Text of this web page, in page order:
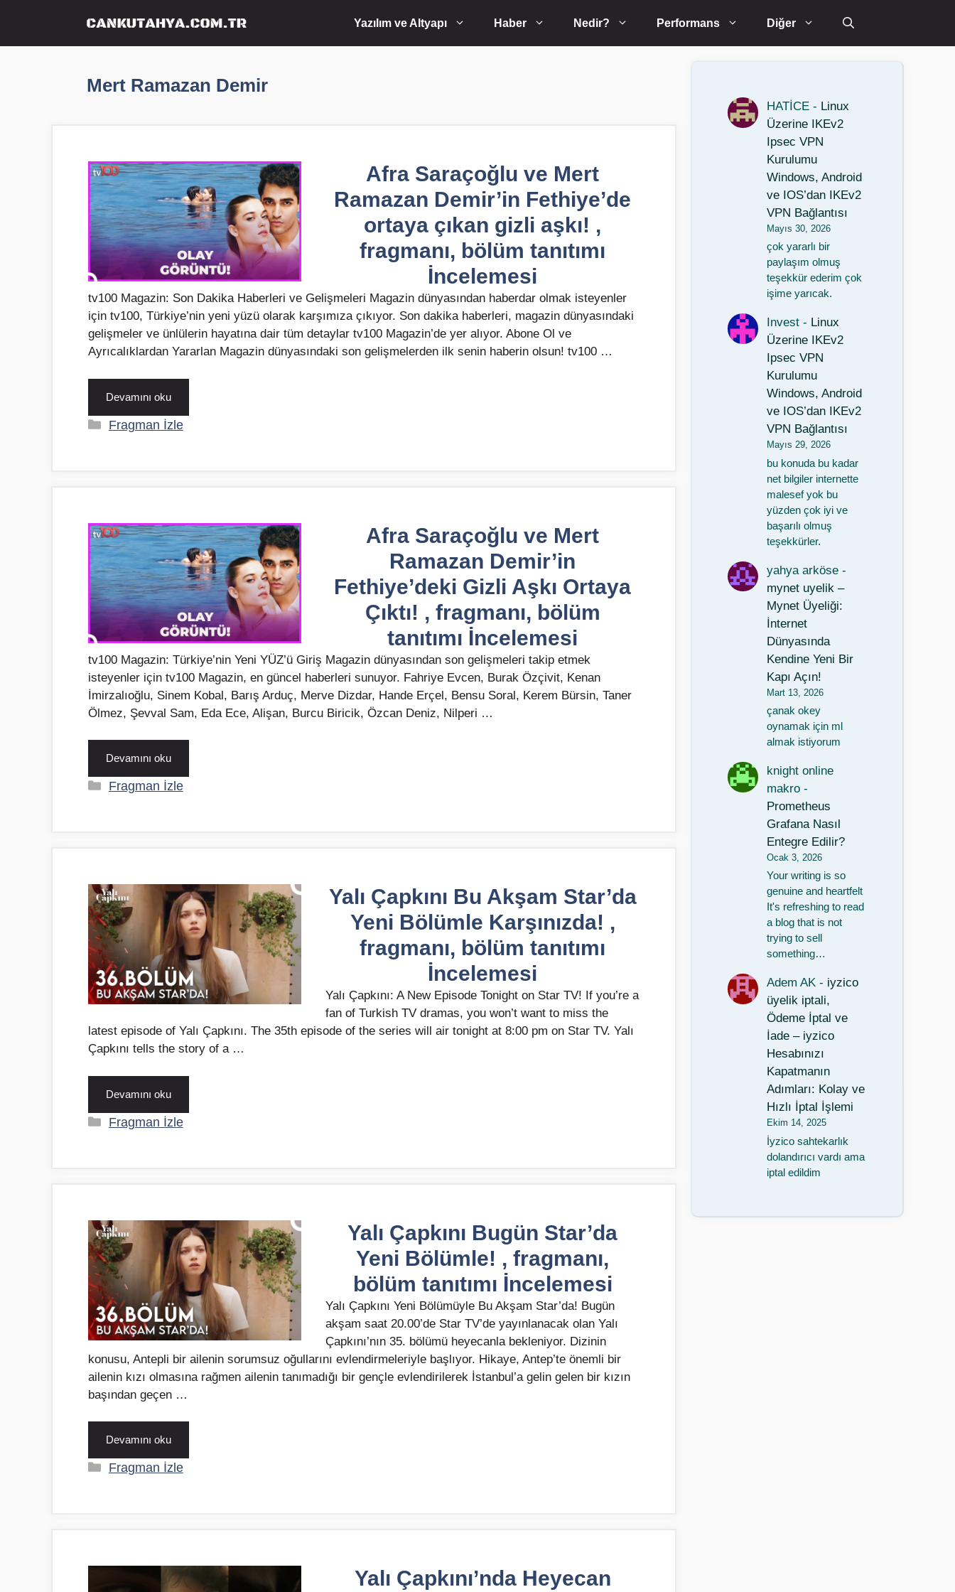
Yazılım ve Altyapı Haber Nedir? Performans Diğer
Mert Ramazan Demir
Afra Saraçoğlu ve Mert
Ramazan Demir’in Fethiye’de
ortaya çıkan gizli aşkı! ,
fragmanı, bölüm tanıtımı
İncelemesi
tv100 Magazin: Son Dakika Haberleri ve Gelişmeleri Magazin dünyasından haberdar olmak isteyenler
için tv100, Türkiye’nin yeni yüzü olarak karşımıza çıkıyor. Son dakika haberleri, magazin dünyasındaki
gelişmeler ve ünlülerin hayatına dair tüm detaylar tv100 Magazin’de yer alıyor. Abone Ol ve
Ayrıcalıklardan Yararlan Magazin dünyasındaki son gelişmelerden ilk senin haberin olsun! tv100 …
Devamını oku
Kategoriler
Fragman İzle
Afra Saraçoğlu ve Mert
Ramazan Demir’in
Fethiye’deki Gizli Aşkı Ortaya
Çıktı! , fragmanı, bölüm
tanıtımı İncelemesi
tv100 Magazin: Türkiye’nin Yeni YÜZ’ü Giriş Magazin dünyasından son gelişmeleri takip etmek
isteyenler için tv100 Magazin, en güncel haberleri sunuyor. Fahriye Evcen, Burak Özçivit, Kenan
İmirzalıoğlu, Sinem Kobal, Barış Arduç, Merve Dizdar, Hande Erçel, Bensu Soral, Kerem Bürsin, Taner
Ölmez, Şevval Sam, Eda Ece, Alişan, Burcu Biricik, Özcan Deniz, Nilperi …
Devamını oku
Kategoriler
Fragman İzle
Yalı Çapkını Bu Akşam Star’da
Yeni Bölümle Karşınızda! ,
fragmanı, bölüm tanıtımı
İncelemesi
Yalı Çapkını: A New Episode Tonight on Star TV! If you’re a
fan of Turkish TV dramas, you won’t want to miss the
latest episode of Yalı Çapkını. The 35th episode of the series will air tonight at 8:00 pm on Star TV. Yalı
Çapkını tells the story of a …
Devamını oku
Kategoriler
Fragman İzle
Yalı Çapkını Bugün Star’da
Yeni Bölümle! , fragmanı,
bölüm tanıtımı İncelemesi
Yalı Çapkını Yeni Bölümüyle Bu Akşam Star’da! Bugün
akşam saat 20.00’de Star TV’de yayınlanacak olan Yalı
Çapkını’nın 35. bölümü heyecanla bekleniyor. Dizinin
konusu, Antepli bir ailenin sorumsuz oğullarını evlendirmeleriyle başlıyor. Hikaye, Antep’te önemli bir
ailenin kızı olmasına rağmen ailenin tanımadığı bir gençle evlendirilerek İstanbul’a gelin gelen bir kızın
başından geçen …
Devamını oku
Kategoriler
Fragman İzle
Yalı Çapkını’nda Heyecan
HATİCE - Linux
Üzerine IKEv2
Ipsec VPN
Kurulumu
Windows, Android
ve IOS’dan IKEv2
VPN Bağlantısı
Mayıs 30, 2026
çok yararlı bir
paylaşım olmuş
teşekkür ederim çok
işime yarıcak.
Invest - Linux
Üzerine IKEv2
Ipsec VPN
Kurulumu
Windows, Android
ve IOS’dan IKEv2
VPN Bağlantısı
Mayıs 29, 2026
bu konuda bu kadar
net bilgiler internette
malesef yok bu
yüzden çok iyi ve
başarılı olmuş
teşekkürler.
yahya arköse -
mynet uyelik –
Mynet Üyeliği:
İnternet
Dünyasında
Kendine Yeni Bir
Kapı Açın!
Mart 13, 2026
çanak okey
oynamak için ml
almak istiyorum
knight online
makro -
Prometheus
Grafana Nasıl
Entegre Edilir?
Ocak 3, 2026
Your writing is so
genuine and heartfelt
It's refreshing to read
a blog that is not
trying to sell
something…
Adem AK - iyzico
üyelik iptali,
Ödeme İptal ve
İade – iyzico
Hesabınızı
Kapatmanın
Adımları: Kolay ve
Hızlı İptal İşlemi
Ekim 14, 2025
İyzico sahtekarlık
dolandırıcı vardı ama
iptal edildim